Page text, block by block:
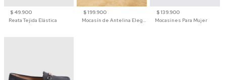
$ 49.900
Reata Tejida Elástica
$ 199.900
Mocasín de Antelina Elegante con Suela de Contraste Para Hombre
$ 139.900
Mocasines Para Mujer